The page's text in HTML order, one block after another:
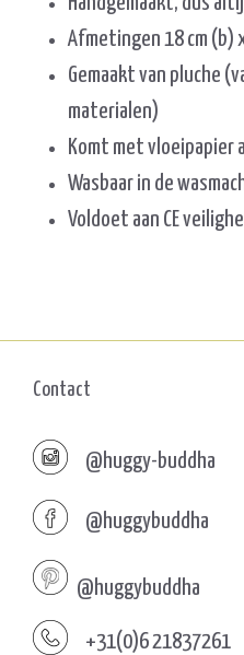
Afmetingen 18 cm (b)
Gemaakt van pluche
materialen)
Komt met vloeipapier
Wasbaar in de
Voldoet aan CE
Contact
@huggy-buddha
@huggybuddha
@huggybuddha
+31(0)6 21837261